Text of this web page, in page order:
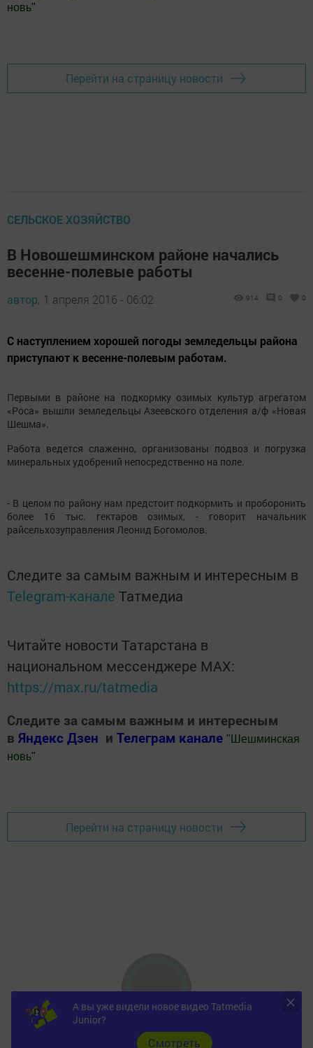
новь"
Перейти на страницу новости
СЕЛЬСКОЕ ХОЗЯЙСТВО
В Новошешминском районе начались
весенне-полевые работы
автор, 1 апреля 2016 - 06:02 914 0 0
С наступлением хорошей погоды земледельцы района
приступают к весенне-полевым работам.
Первыми в районе на подкормку озимых культур агрегатом
«Роса» вышли земледельцы Азеевского отделения а/ф «Новая
Шешма».
Работа ведется слаженно, организованы подвоз и погрузка
минеральных удобрений непосредственно на поле.
- В целом по району нам предстоит подкормить и проборонить
более 16 тыс. гектаров озимых, - говорит начальник
райсельхозуправления Леонид Богомолов.
Следите за самым важным и интересным в
Telegram-канале Татмедиа
Читайте новости Татарстана в
национальном мессенджере MАХ:
https://max.ru/tatmedia
Следите за самым важным и интересным
в Яндекс Дзен и Телеграм канале " Шешминская
новь"
Перейти на страницу новости
А вы уже видели новое видео Tatmedia
Junior?
Cмотреть